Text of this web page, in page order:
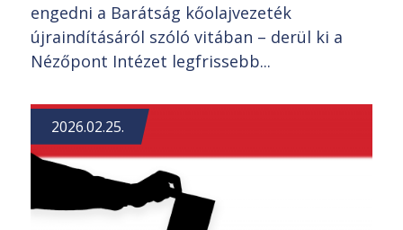
engedni a Barátság kőolajvezeték
újraindításáról szóló vitában – derül ki a
Nézőpont Intézet legfrissebb...
2026.02.25.